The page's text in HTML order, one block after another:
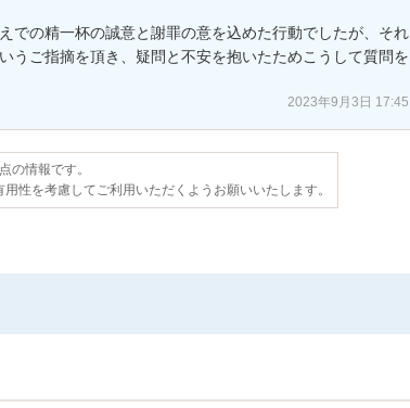
での精一杯の誠意と謝罪の意を込めた行動でしたが、それ
うご指摘を頂き、疑問と不安を抱いたためこうして質問を
2023年9月3日 17:45
の情報です。
性を考慮してご利用いただくようお願いいたします。